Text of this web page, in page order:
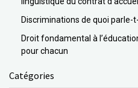
Discriminations de quoi parle-
Droit fondamental à
pour chacun
Catégories